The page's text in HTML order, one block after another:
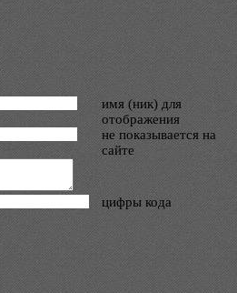
имя (ник) для
отображения
не показывается на
сайте
цифры кода